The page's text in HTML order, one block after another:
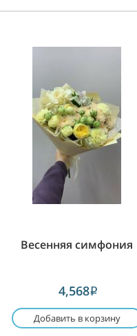
Весенняя симфония
4,568i
Добавить в корзину